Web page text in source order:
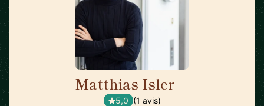
Matthias Isler
5,0 (1 avis)